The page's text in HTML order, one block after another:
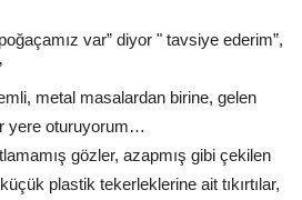
var” diyor " tavsiye ederim”,
metal masalardan birine, gelen
yere oturuyorum…
gözler, azapmış gibi çekilen
plastik tekerleklerine ait tıkırtılar,